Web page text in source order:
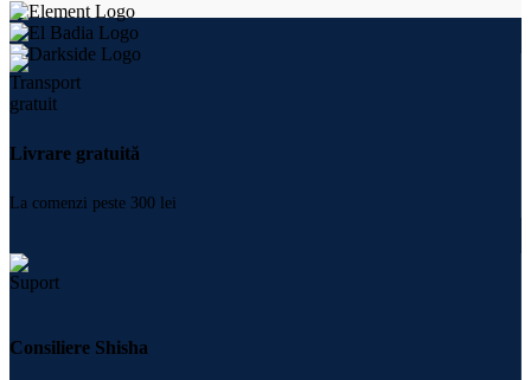
Livrare gratuită
La comenzi peste 300 lei
Consiliere Shisha